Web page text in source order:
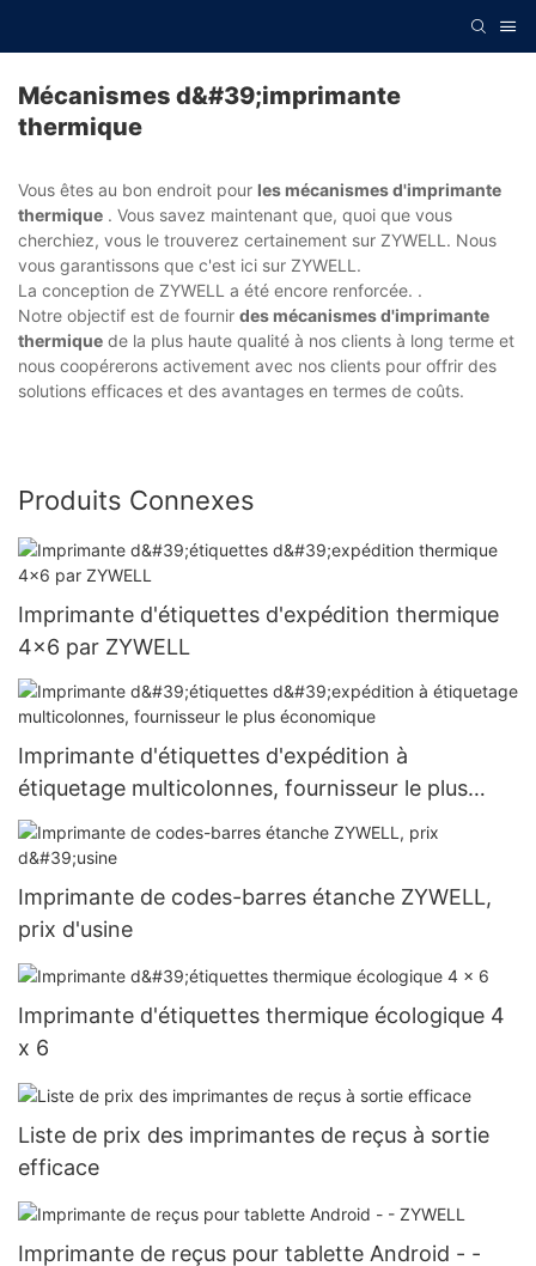
Mécanismes d&#39;imprimante
thermique
Vous êtes au bon endroit pour les mécanismes d'imprimante
thermique . Vous savez maintenant que, quoi que vous
cherchiez, vous le trouverez certainement sur ZYWELL. Nous
vous garantissons que c'est ici sur ZYWELL.
La conception de ZYWELL a été encore renforcée. .
Notre objectif est de fournir des mécanismes d'imprimante
thermique de la plus haute qualité à nos clients à long terme et
nous coopérerons activement avec nos clients pour offrir des
solutions efficaces et des avantages en termes de coûts.
Produits Connexes
Imprimante d'étiquettes d'expédition thermique
4x6 par ZYWELL
Imprimante d'étiquettes d'expédition à
étiquetage multicolonnes, fournisseur le plus
économique
Imprimante de codes-barres étanche ZYWELL,
prix d'usine
Imprimante d'étiquettes thermique écologique 4
x 6
Liste de prix des imprimantes de reçus à sortie
efficace
Imprimante de reçus pour tablette Android - -